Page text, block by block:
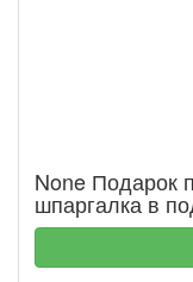
None Подарок
шпаргалка в